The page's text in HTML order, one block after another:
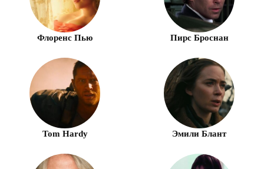
Флоренс Пью Пирс Броснан
Tom Hardy Эмили Блант